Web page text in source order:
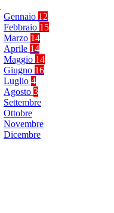
Gennaio 12
Febbraio 15
Marzo 14
Aprile 14
Maggio 14
Giugno 16
Luglio 4
Agosto 3
Settembre
Ottobre
Novembre
Dicembre